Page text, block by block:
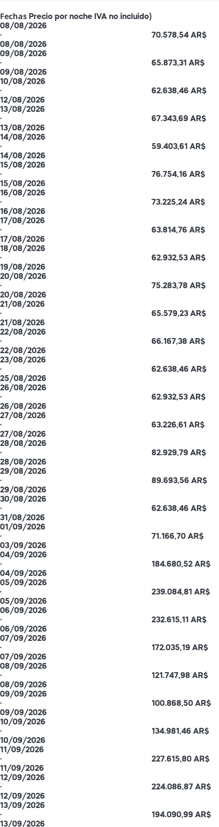
Fechas Precio por noche IVA no incluido)
08/08/2026
·
08/08/2026
70.578,54 AR$
09/08/2026
·
09/08/2026
65.873,31 AR$
10/08/2026
·
12/08/2026
62.638,46 AR$
13/08/2026
·
13/08/2026
67.343,69 AR$
14/08/2026
·
14/08/2026
59.403,61 AR$
15/08/2026
·
15/08/2026
76.754,16 AR$
16/08/2026
·
16/08/2026
73.225,24 AR$
17/08/2026
·
17/08/2026
63.814,76 AR$
18/08/2026
·
19/08/2026
62.932,53 AR$
20/08/2026
·
20/08/2026
75.283,78 AR$
21/08/2026
·
21/08/2026
65.579,23 AR$
22/08/2026
·
22/08/2026
66.167,38 AR$
23/08/2026
·
25/08/2026
62.638,46 AR$
26/08/2026
·
26/08/2026
62.932,53 AR$
27/08/2026
·
27/08/2026
63.226,61 AR$
28/08/2026
·
28/08/2026
82.929,79 AR$
29/08/2026
·
29/08/2026
89.693,56 AR$
30/08/2026
·
31/08/2026
62.638,46 AR$
01/09/2026
·
03/09/2026
71.166,70 AR$
04/09/2026
·
04/09/2026
184.680,52 AR$
05/09/2026
·
05/09/2026
239.084,81 AR$
06/09/2026
·
06/09/2026
232.615,11 AR$
07/09/2026
·
07/09/2026
172.035,19 AR$
08/09/2026
·
08/09/2026
121.747,98 AR$
09/09/2026
·
09/09/2026
100.868,50 AR$
10/09/2026
·
10/09/2026
134.981,46 AR$
11/09/2026
·
11/09/2026
227.615,80 AR$
12/09/2026
·
12/09/2026
224.086,87 AR$
13/09/2026
·
13/09/2026
194.090,99 AR$